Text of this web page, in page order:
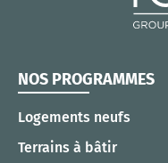
NOS PROGRAMMES
Logements neufs
Terrains à bâtir